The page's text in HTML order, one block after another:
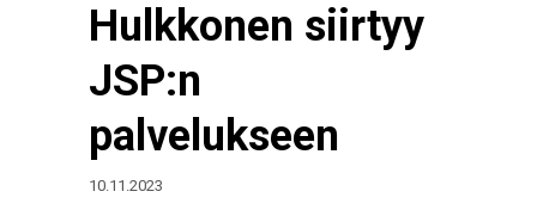
Hulkkonen siirtyy
JSP:n
palvelukseen
10.11.2023